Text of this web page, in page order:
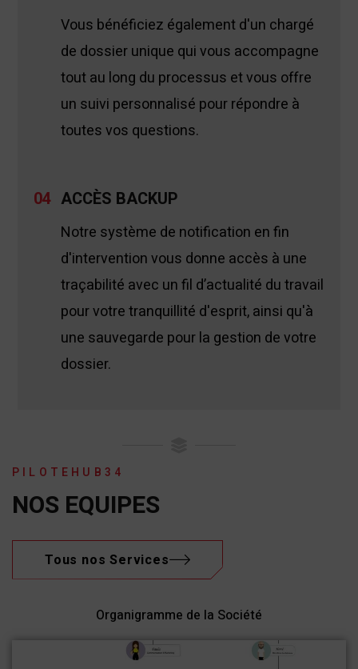
Vous bénéficiez également d'un chargé
de dossier unique qui vous accompagne
tout au long du processus et vous offre
un suivi personnalisé pour répondre à
toutes vos questions.
04 ACCÈS BACKUP
Notre système de notification en fin
d'intervention vous donne accès à une
traçabilité avec un fil d’actualité du travail
pour votre tranquillité d'esprit, ainsi qu'à
une sauvegarde pour la gestion de votre
dossier.
PILOTEHUB34
NOS EQUIPES
Tous nos Services
Organigramme de la Société